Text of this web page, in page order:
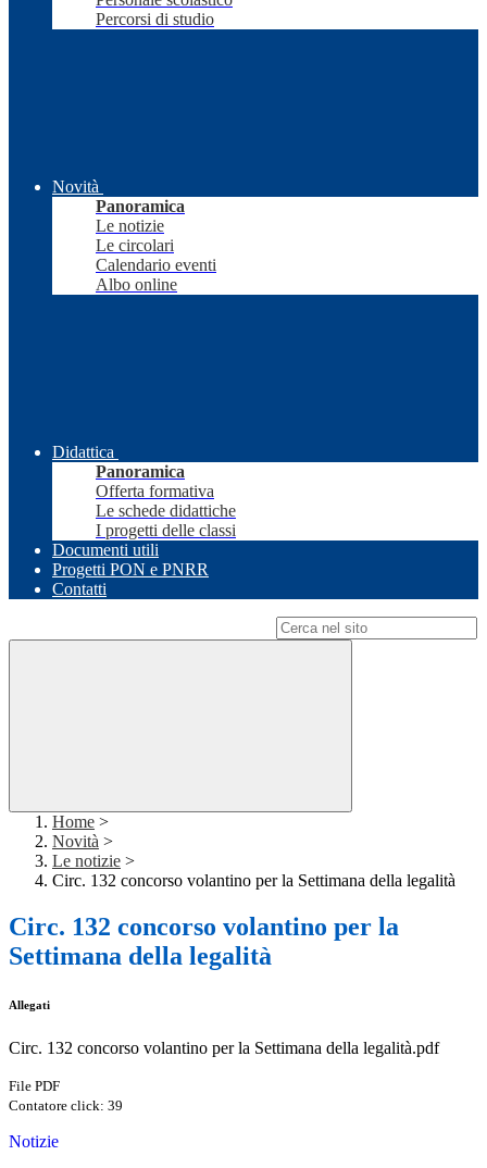
Percorsi di studio
Novità
Panoramica
Le notizie
Le circolari
Calendario eventi
Albo online
Didattica
Panoramica
Offerta formativa
Le schede didattiche
I progetti delle classi
Documenti utili
Progetti PON e PNRR
Contatti
Home >
Novità >
Le notizie >
Circ. 132 concorso volantino per la Settimana della legalità
Circ. 132 concorso volantino per la
Settimana della legalità
Allegati
Circ. 132 concorso volantino per la Settimana della legalità.pdf
File PDF
Contatore click: 39
Notizie